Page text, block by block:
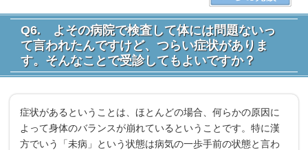
Q6. よその病院で検査して体には問題ないっ
て言われたんですけど、つらい症状がありま
す。そんなことで受診してもよいですか？
症状があるということは、ほとんどの場合、何らかの原因に
よって身体のバランスが崩れているということです。特に漢
方でいう「未病」という状態は病気の一歩手前の状態と言わ